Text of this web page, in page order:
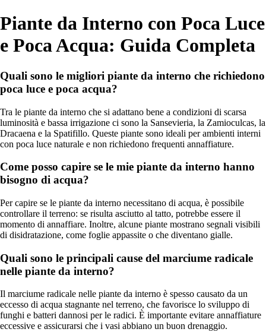
Piante da Interno con Poca Luce
e Poca Acqua: Guida Completa
Quali sono le migliori piante da interno che richiedono
poca luce e poca acqua?
Tra le piante da interno che si adattano bene a condizioni di scarsa
luminosità e bassa irrigazione ci sono la Sansevieria, la Zamioculcas, la
Dracaena e la Spatifillo. Queste piante sono ideali per ambienti interni
con poca luce naturale e non richiedono frequenti annaffiature.
Come posso capire se le mie piante da interno hanno
bisogno di acqua?
Per capire se le piante da interno necessitano di acqua, è possibile
controllare il terreno: se risulta asciutto al tatto, potrebbe essere il
momento di annaffiare. Inoltre, alcune piante mostrano segnali visibili
di disidratazione, come foglie appassite o che diventano gialle.
Quali sono le principali cause del marciume radicale
nelle piante da interno?
Il marciume radicale nelle piante da interno è spesso causato da un
eccesso di acqua stagnante nel terreno, che favorisce lo sviluppo di
funghi e batteri dannosi per le radici. È importante evitare annaffiature
eccessive e assicurarsi che i vasi abbiano un buon drenaggio.